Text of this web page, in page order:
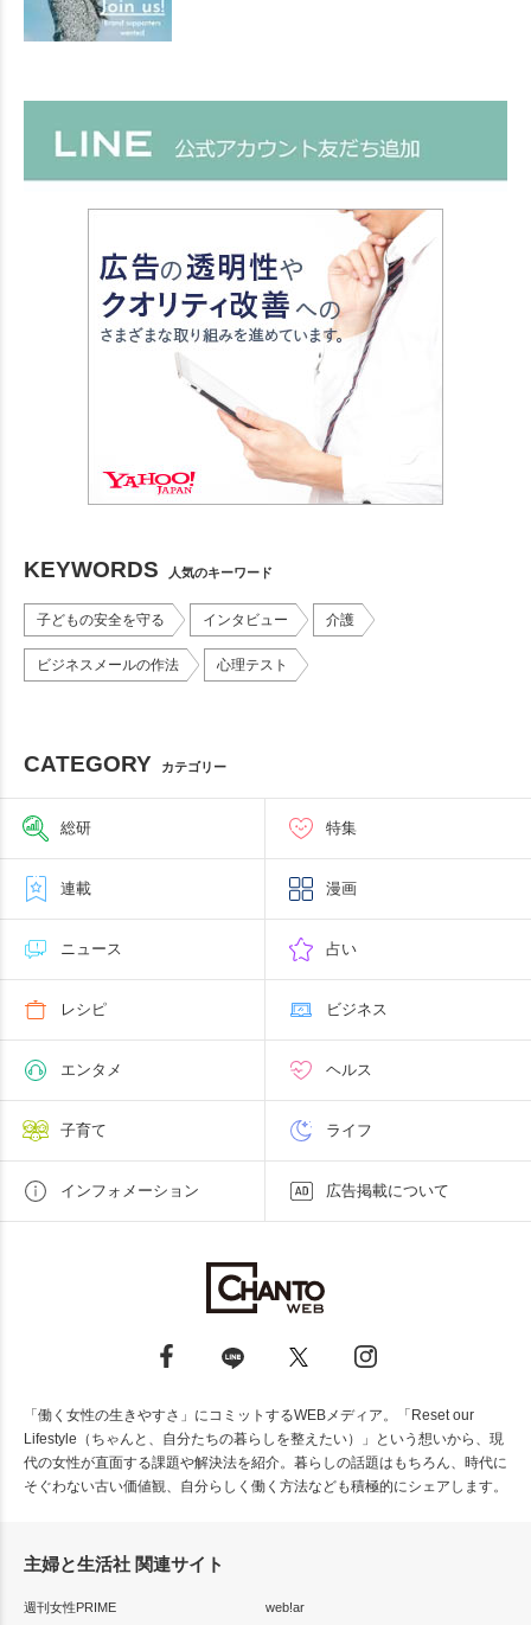
KEYWORDS 人気のキーワード
子どもの安全を守る インタビュー 介護
ビジネスメールの作法 心理テスト
CATEGORY カテゴリー
総研 特集
連載 漫画
ニュース 占い
レシピ ビジネス
エンタメ ヘルス
子育て ライフ
インフォメーション 広告掲載について
「働く女性の生きやすさ」にコミットするWEBメディア。「Reset our
Lifestyle（ちゃんと、自分たちの暮らしを整えたい）」という想いから、現
代の女性が直面する課題や解決法を紹介。暮らしの話題はもちろん、時代に
そぐわない古い価値観、自分らしく働く方法なども積極的にシェアします。
主婦と生活社 関連サイト
週刊女性PRIME web!ar